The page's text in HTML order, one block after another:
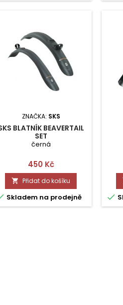
ZNAČKA: SKS
BLATNÍK BEAVERTAIL
SET
černá
Cena
450 Kč
 Přidat do košíku
Skladem na prodejně 